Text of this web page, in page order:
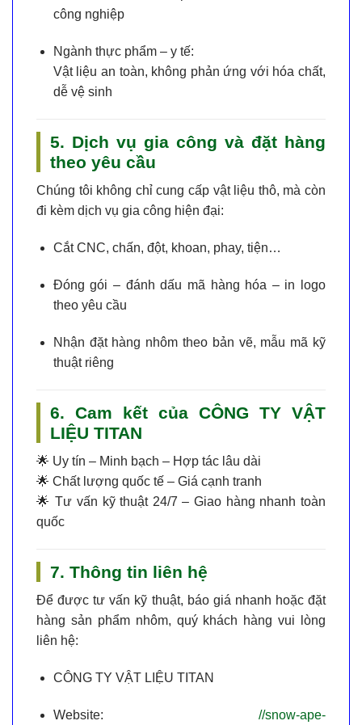
công nghiệp
Ngành thực phẩm – y tế:
Vật liệu an toàn, không phản ứng với hóa chất,
dễ vệ sinh
5. Dịch vụ gia công và đặt hàng
theo yêu cầu
Chúng tôi không chỉ cung cấp vật liệu thô, mà còn
đi kèm dịch vụ gia công hiện đại:
Cắt CNC, chấn, đột, khoan, phay, tiện…
Đóng gói – đánh dấu mã hàng hóa – in logo
theo yêu cầu
Nhận đặt hàng nhôm theo bản vẽ, mẫu mã kỹ
thuật riêng
6. Cam kết của CÔNG TY VẬT
LIỆU TITAN
🌟 Uy tín – Minh bạch – Hợp tác lâu dài
🌟 Chất lượng quốc tế – Giá cạnh tranh
🌟Tư vấn kỹ thuật 24/7 – Giao hàng nhanh toàn
quốc
7. Thông tin liên hệ
Để được tư vấn kỹ thuật, báo giá nhanh hoặc đặt
hàng sản phẩm nhôm, quý khách hàng vui lòng
liên hệ:
CÔNG TY VẬT LIỆU TITAN
Website:
//snow-ape-